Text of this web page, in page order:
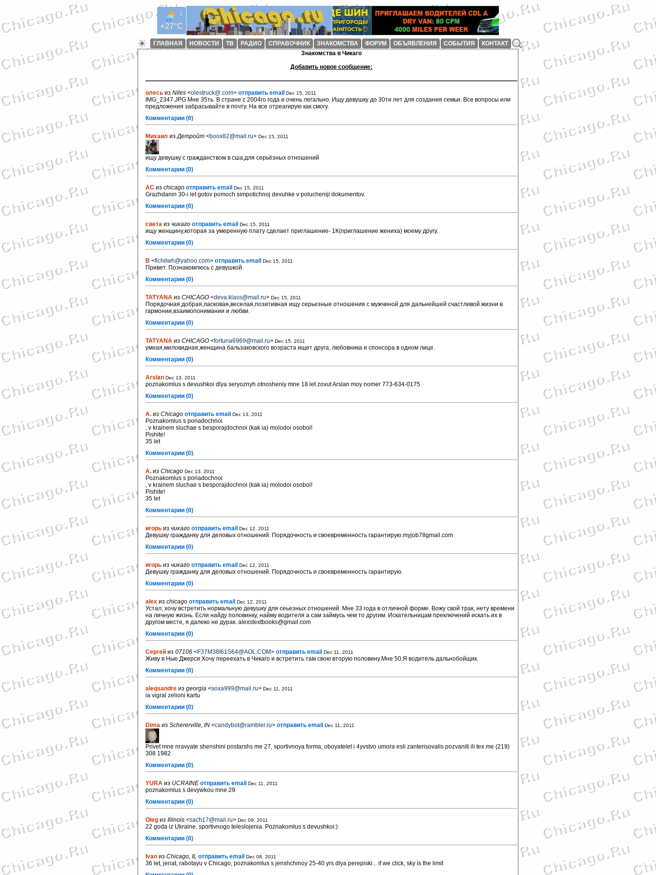
+27°C
ГЛАВНАЯ НОВОСТИ ТВ РАДИО СПРАВОЧНИК ЗНАКОМСТВА ФОРУМ ОБЪЯВЛЕНИЯ СОБЫТИЯ
КОНТАКТ
Знакомства в Чикаго
Добавить новое сообщение:
олесь из Niles <olestruck@.com> отправить email Dec 15, 2011
IMG_2347.JPG Мне 35ть. В стране с 2004го года и очень легально. Ищу девушку до 30ти лет для создания семьи. Все вопросы или
предложения забрасывайте в почту. На все отреагирую как смогу.
Комментарии (0)
Михаил изДетройт <boox82@mail.ru> Dec 15, 2011
ищу девушку с гражданством в сша,для серьёзных отношений
Комментарии (0)
AC из chicago отправить email Dec 15, 2011
Grazhdanin 30-i let gotov pomoch simpotichnoj devuhke v polucheniji dokumentov.
Комментарии (0)
света из чикаго отправить email Dec 15, 2011
ищу женщину,которая за умеренную плату сделает приглашение- 1К(приглашение жениха) моему другу.
Комментарии (0)
B <flchilwh@yahoo.com> отправить email Dec 15, 2011
Привет. Познакомлюсь с девушкой.
Комментарии (0)
TATYANA из CHICAGO <deva.klass@mail.ru> Dec 15, 2011
Порядочная,добрая,ласковая,веселая,позитивная ищу серьезные отношения с мужчиной для дальнейшей счастливой жизни в
гармонии,взаимопонимании и любви.
Комментарии (0)
TATYANA из CHICAGO <fortuna6969@mail.ru> Dec 15, 2011
умная,миловидная,женщина бальзаковского возраста ищет друга, любовника и спонсора в одном лице.
Комментарии (0)
Arslan Dec 13, 2011
poznakomlus s devushkoi dlya seryoznyh otnosheniy mne 18 let zovut Arslan moy nomer 773-634-0175
Комментарии (0)
A. из Chicago отправить email Dec 13, 2011
Poznakomlus s poriadochnoi
, v krainem sluchae s besporajdochnoi (kak ia) molodoi osoboi!
Pishite!
35 let
Комментарии (0)
A. из Chicago Dec 13, 2011
Poznakomlus s poriadochnoi
, v krainem sluchae s besporajdochnoi (kak ia) molodoi osoboi!
Pishite!
35 let
Комментарии (0)
игорь из чикаго отправить email Dec 12, 2011
Девушку гражданку для деловых отношений. Порядочность и своевременность гарантирую.myjob78gmail.com
Комментарии (0)
игорь из чикаго отправить email Dec 12, 2011
Девушку гражданку для деловых отношений. Порядочность и своевременность гарантирую.
Комментарии (0)
alex из chicago отправить email Dec 12, 2011
Устал, хочу встретить нормальную девушку для сеьезных отношений. Мне 33 года в отличной форме. Вожу свой трак, нету времени
на личную жизнь. Если найду половинку, найму водителя а сам займусь чем то другим. Искательницам преключений искать их в
другом месте, я далеко не дурак. alexstextbooks@gmail.com
Комментарии (0)
Сергей из 07106 <F37M38I61S64@AOL.COM> отправить email Dec 11, 2011
Живу в Нью Джерси.Хочу переехать в Чикаго и встретить там свою вторую половину.Мне 50.Я водитель дальнобойщик.
Комментарии (0)
aleqsandre из georgia <soxa999@mail.ru> Dec 11, 2011
ia vigral zelioni kartu
Комментарии (0)
Dima из Schererville, IN <candybot@rambler.ru> отправить email Dec 11, 2011
Privet mne nravyate shenshini postarshs me 27, sportivnoya forma, oboyatelet i 4yvstvo umora esli zanterisovalis pozvaniti ili tex me (219)
308 1982
Комментарии (0)
YURA из UCRAINE отправить email Dec 11, 2011
poznakomlus s devywkou mne 29
Комментарии (0)
Oleg из Illinois <sach17@mail.ru> Dec 09, 2011
22 goda iz Ukraine, sportivnogo teleslojenia. Poznakomlus s devushkoi:)
Комментарии (0)
Ivan из Chicago, IL отправить email Dec 08, 2011
36 let, jenat, rabotayu v Chicago, poznakomlus s jenshchinoy 25-40 yrs dlya perepiski... if we click, sky is the limit